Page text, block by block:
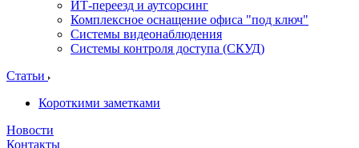
ИТ-переезд и аутсорсинг
Комплексное оснащение офиса "под ключ"
Системы видеонаблюдения
Системы контроля доступа (СКУД)
Статьи
Короткими заметками
Новости
Контакты